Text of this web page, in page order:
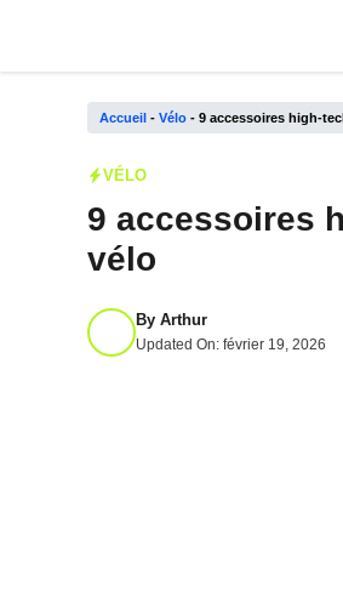
Accueil - Vélo - 9 accessoires high-
VÉLO
9 accessoires
vélo
By Arthur
Updated On: février 19, 2026